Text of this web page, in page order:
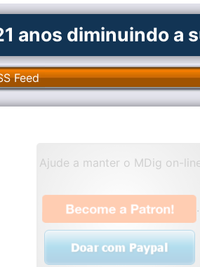
anos diminuindo a
Feed
Ajude a manter o MDig on-
.